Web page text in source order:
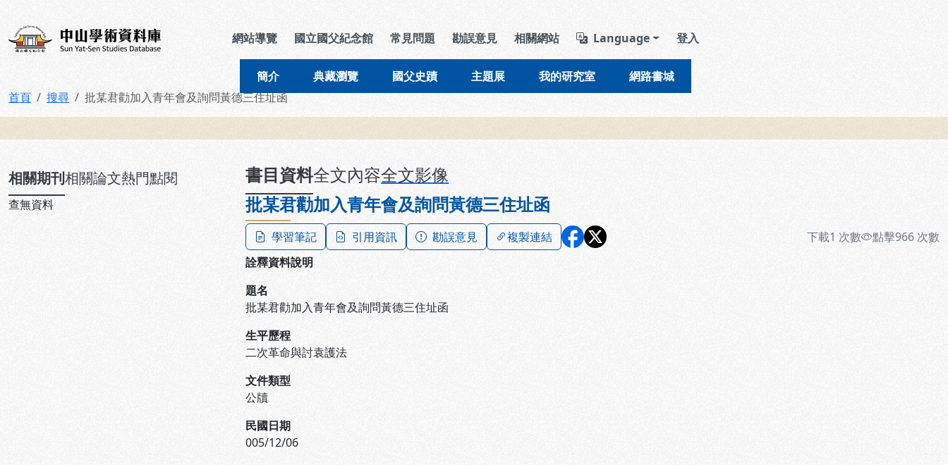
中山學術資料庫 導覽列區塊
網站導覽 國立國父紀念館 常見問題 勘誤意見 相關網站 Language 登入
簡介 典藏瀏覽 國父史蹟 主題展 我的研究室 網路書城
首頁 搜尋 批某君勸加入青年會及詢問黃德三住址函
相關期刊相關論文熱門點閱
查無資料
書目資料全文內容全文影像
批某君勸加入青年會及詢問黃德三住址函
學習筆記 引用資訊 勘誤意見 複製連結 下載1 次數 點擊966 次數
詮釋資料說明
題名
批某君勸加入青年會及詢問黃德三住址函
生平歷程
二次革命與討袁護法
文件類型
公牘
民國日期
005/12/06